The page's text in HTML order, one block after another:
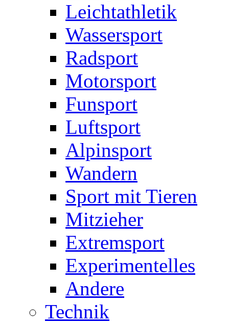
Leichtathletik
Wassersport
Radsport
Motorsport
Funsport
Luftsport
Alpinsport
Wandern
Sport mit Tieren
Mitzieher
Extremsport
Experimentelles
Andere
Technik